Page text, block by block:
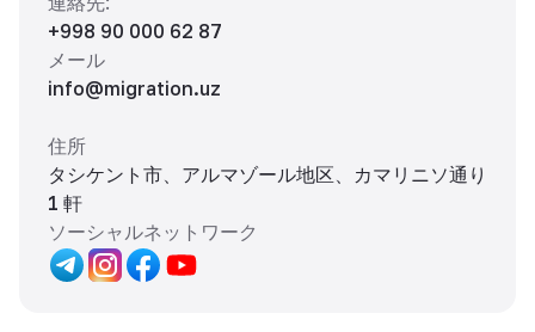
+998 90 000 62 87
メール
info@migration.uz
住所
タシケント市、アルマゾール地区、カマリニソ通り
1 軒
ソーシャルネットワーク